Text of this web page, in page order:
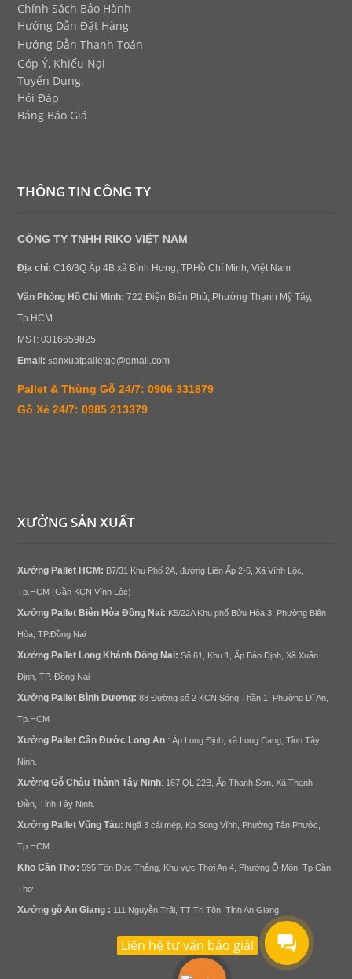
Chính Sách Bảo Hành
Hướng Dẫn Đặt Hàng
Hướng Dẫn Thanh Toán
Góp Ý, Khiếu Nại
Tuyển Dụng.
Hỏi Đáp
Bảng Báo Giá
THÔNG TIN CÔNG TY
CÔNG TY TNHH RIKO VIỆT NAM
Địa chỉ: C16/3Q Ấp 4B xã Bình Hưng, TP.Hồ Chí Minh, Việt Nam
Văn Phòng Hồ Chí Minh: 722 Điện Biên Phủ, Phường Thạnh Mỹ Tây,
Tp.HCM
MST: 0316659825
Email:sanxuatpalletgo@gmail.com
Pallet & Thùng Gỗ 24/7: 0906 331879
Gỗ Xẻ 24/7: 0985 213379
XƯỞNG SẢN XUẤT
Xưởng Pallet HCM: B7/31 Khu Phố 2A, đường Liên Ấp 2-6, Xã Vĩnh Lộc,
Tp.HCM (Gần KCN Vĩnh Lộc)
Xưởng Pallet Biên HòaĐồng Nai: K5/22A Khu phố Bửu Hòa 3, Phường Biên
Hòa, TP.Đồng Nai
Xưởng Pallet Long Khánh Đồng Nai: Số 61, Khu 1, Ấp Bảo Định, Xã Xuân
Định, TP. Đồng Nai
Xưởng Pallet Bình Dương:88 Đường số 2 KCN Sóng Thần 1, Phường Dĩ An,
Tp.HCM
Xường Pallet Cần Đước Long An :Ấp Long Định, xã Long Cang, Tỉnh Tây
Ninh.
Xường Gỗ Châu Thành Tây Ninh: 167 QL 22B, Ấp Thanh Sơn, Xã Thanh
Điền, Tỉnh Tây Ninh.
Xưởng Pallet Vũng Tàu: Ngã 3 cái mép, Kp Song Vĩnh, Phường Tân Phước,
Tp.HCM
Kho Cần Thơ:595 Tôn Đức Thắng, Khu vực Thới An 4, Phường Ô Môn, Tp Cần
Thơ
Xưởng gỗ An Giang : 111 Nguyễn Trãi, TT Tri Tôn, Tỉnh An Giang
Liên hệ tư vấn báo giá!